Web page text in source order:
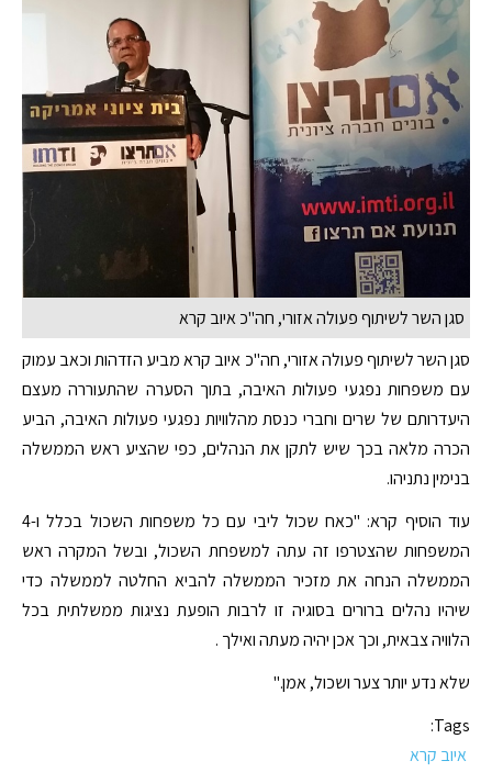
סגן השר לשיתוף פעולה אזורי, חה"כ איוב קרא
סגן השר לשיתוף פעולה אזורי, חה"כ איוב קרא מביע הזדהות וכאב עמוק
עם משפחות נפגעי פעולות האיבה, בתוך הסערה שהתעוררה מעצם
היעדרותם של שרים וחברי כנסת מהלוויות נפגעי פעולות האיבה, הביע
הכרה מלאה בכך שיש לתקן את הנהלים, כפי שהציע ראש הממשלה
בנימין נתניהו.
עוד הוסיף קרא: "כאח שכול ליבי עם כל משפחות השכול בכלל ו-4
המשפחות שהצטרפו זה עתה למשפחת השכול, ובשל המקרה ראש
הממשלה הנחה את מזכיר הממשלה להביא החלטה לממשלה כדי
שיהיו נהלים ברורים בסוגיה זו לרבות הופעת נציגות ממשלתית בכל
הלוויה צבאית, וכך אכן יהיה מעתה ואילך .
שלא נדע יותר צער ושכול, אמן."
Tags:
איוב קרא